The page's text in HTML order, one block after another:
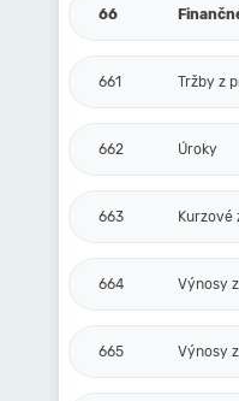
66
661 Tržby z
662 Úroky
663 Kurzové
664 Výnosy
665 Výnosy